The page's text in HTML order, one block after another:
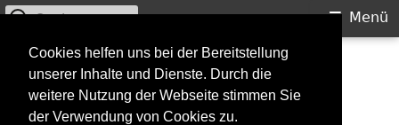
Cookies helfen uns bei der Bereitstellung
unserer Inhalte und Dienste. Durch die
weitere Nutzung der Webseite stimmen Sie
der Verwendung von Cookies zu.
Springe
Inhalt
Starkilla
Konzertberichte und mehr
Primäres
Menü
Menü
Suchen